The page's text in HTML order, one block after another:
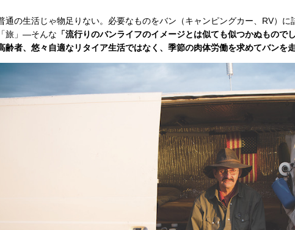
通の生活じゃ物足りない。必要なものをバン（キャンピングカー、RV）
「旅」—そんな 「流行りのバンライフのイメージとは似ても似つかぬものでし
齢者、悠々自適なリタイア生活ではなく、季節の肉体労働を求めてバンを